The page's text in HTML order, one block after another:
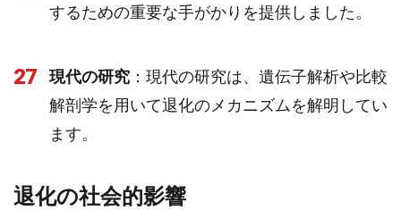
するための重要な手がかりを提供しました。
27 現代の研究 ：現代の研究は、遺伝子解析や比較
解剖学を用いて退化のメカニズムを解明してい
ます。
退化の社会的影響